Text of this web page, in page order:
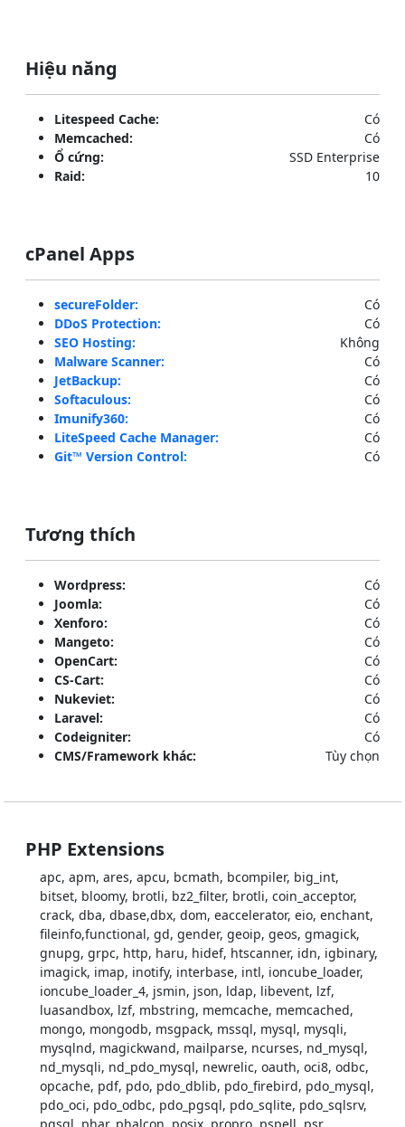
Hiệu năng
Litespeed Cache:
Có
Memcached:
Có
Ổ cứng:
SSD Enterprise
Raid:
10
cPanel Apps
secureFolder:
Có
DDoS Protection:
Có
SEO Hosting:
Không
Malware Scanner:
Có
JetBackup:
Có
Softaculous:
Có
Imunify360:
Có
LiteSpeed Cache Manager:
Có
Git™ Version Control:
Có
Tương thích
Wordpress:
Có
Joomla:
Có
Xenforo:
Có
Mangeto:
Có
OpenCart:
Có
CS-Cart:
Có
Nukeviet:
Có
Laravel:
Có
Codeigniter:
Có
CMS/Framework khác:
Tùy chọn
PHP Extensions
apc, apm, ares, apcu, bcmath, bcompiler, big_int,
bitset, bloomy, brotli, bz2_filter, brotli, coin_acceptor,
crack, dba, dbase,dbx, dom, eaccelerator, eio, enchant,
fileinfo,functional, gd, gender, geoip, geos, gmagick,
gnupg, grpc, http, haru, hidef, htscanner, idn, igbinary,
imagick, imap, inotify, interbase, intl, ioncube_loader,
ioncube_loader_4, jsmin, json, ldap, libevent, lzf,
luasandbox, lzf, mbstring, memcache, memcached,
mongo, mongodb, msgpack, mssql, mysql, mysqli,
mysqlnd, magickwand, mailparse, ncurses, nd_mysql,
nd_mysqli, nd_pdo_mysql, newrelic, oauth, oci8, odbc,
opcache, pdf, pdo, pdo_dblib, pdo_firebird, pdo_mysql,
pdo_oci, pdo_odbc, pdo_pgsql, pdo_sqlite, pdo_sqlsrv,